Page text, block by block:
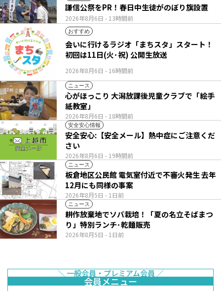
2026年8月6日 - 13時間前
謙信公祭をPR！春日中生徒がのぼり旗設置
おすすめ
2026年8月6日 - 16時間前
会いに行けるラジオ「まちスタ」スタート！
初回は11日(火･祝) 公開生放送
ニュース
2026年8月6日 - 18時間前
心がほっこり 大潟放課後児童クラブで「絵手
紙教室」
安全安心情報
2026年8月6日 - 19時間前
安全安心:【安全メール】熱中症にご注意くだ
さい
ニュース
2026年8月5日 - 1日前
板倉地区公民館 電気室付近で不審火発生 去年
12月にも同様の事案
ニュース
2026年8月5日 - 1日前
耕作放棄地でソバ栽培！「夏の名立そばまつ
り」特別ランチ･乾麺販売